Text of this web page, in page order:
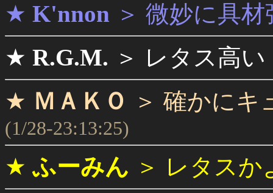
★ K'nnon ＞ 微妙に具材
★ R.G.M. ＞
レタス高い
★ ＭＡＫＯ ＞ 確かにキ
(1/28-23:13:25)
★ふーみん ＞
レタスか